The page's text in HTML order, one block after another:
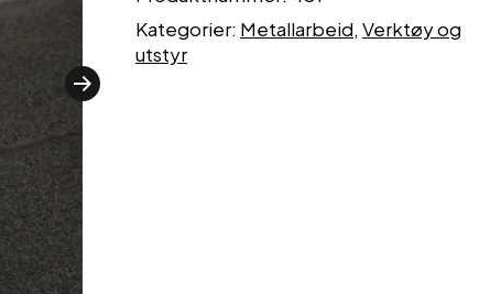
Kategorier: Metallarbeid, Verktøy og
utstyr